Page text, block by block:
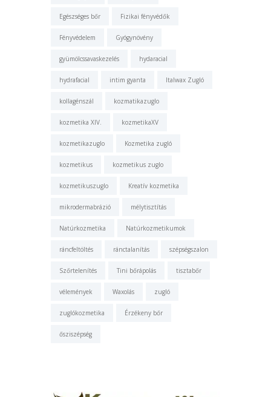
Egészséges bőr Fizikai fényvédők
Fényvédelem Gyógynövény
gyümölcssavaskezelés hydaracial
hydrafacial intim gyanta Italwax Zugló
kollagénszál kozmatikazuglo
kozmetika XIV. kozmetikaXV
kozmetikazuglo Kozmetika zugló
kozmetikus kozmetikus zuglo
kozmetikuszuglo Kreatív kozmetika
mikrodermabrázió mélytisztítás
Natúrkozmetika Natúrkozmetikumok
ráncfeltöltés ránctalanítás szépségszalon
Szőrtelenítés Tini bőrápolás tisztabőr
vélemények Waxolás zugló
zuglókozmetika Érzékeny bőr
ősziszépség